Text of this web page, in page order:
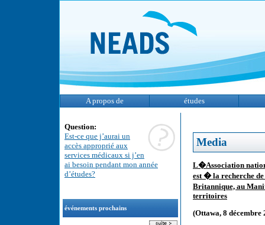
A propos de études
Question:
Est-ce que j’aurai un
accès approprié aux
services médicaux si j’en
ai besoin pendant mon année
d’études?
événements prochains
Media
L�Association
est � la recherche
Britannique, au
territoires
(Ottawa, 8 décembre